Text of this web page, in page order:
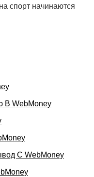
спорт начинаются
В WebMoney
С WebMoney